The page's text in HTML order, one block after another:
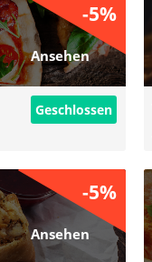
-5%
Ansehen
Geschlossen
-5%
Ansehen